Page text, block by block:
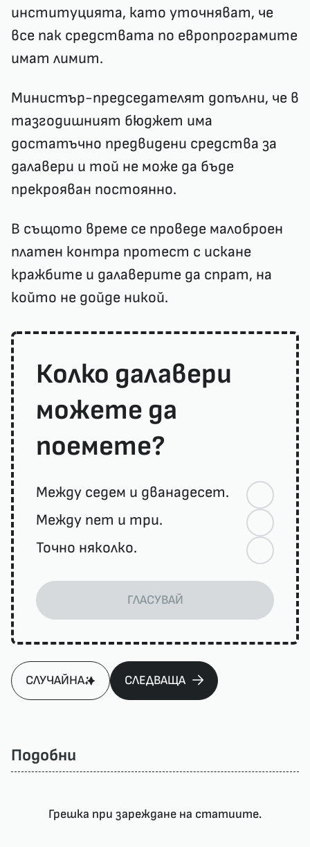
институцията, като уточняват, че
все пак средствата по европрограмите
имат лимит.
Министър-председателят допълни, че в
тазгодишният бюджет има
достатъчно предвидени средства за
далавери и той не може да бъде
прекрояван постоянно.
В същото време се проведе малоброен
платен контра протест с искане
кражбите и далаверите да спрат, на
който не дойде никой.
Колко далавери
можете да
поемете?
Между седем и дванадесет.
Между пет и три.
Точно няколко.
ГЛАСУВАЙ
СЛУЧАЙНА СЛЕДВАЩА
Подобни
Грешка при зареждане на статиите.